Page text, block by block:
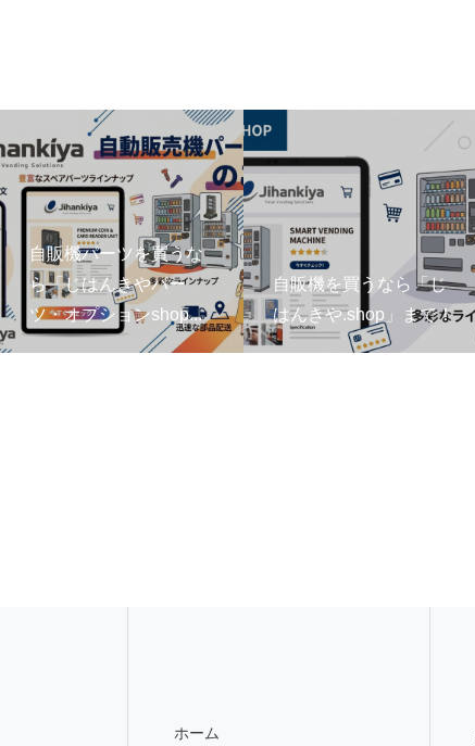
自販機パーツを買うな
ら「じはんきやパー
ツ・オプションshop...
自販機を買うなら「じ
はんきや.shop」まで！
ホーム